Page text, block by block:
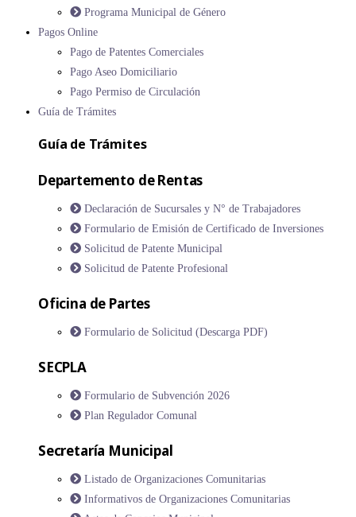
Programa Municipal de Género
Pagos Online
Pago de Patentes Comerciales
Pago Aseo Domiciliario
Pago Permiso de Circulación
Guía de Trámites
Guía de Trámites
Departemento de Rentas
Declaración de Sucursales y N° de Trabajadores
Formulario de Emisión de Certificado de Inversiones
Solicitud de Patente Municipal
Solicitud de Patente Profesional
Oficina de Partes
Formulario de Solicitud (Descarga PDF)
SECPLA
Formulario de Subvención 2026
Plan Regulador Comunal
Secretaría Municipal
Listado de Organizaciones Comunitarias
Informativos de Organizaciones Comunitarias